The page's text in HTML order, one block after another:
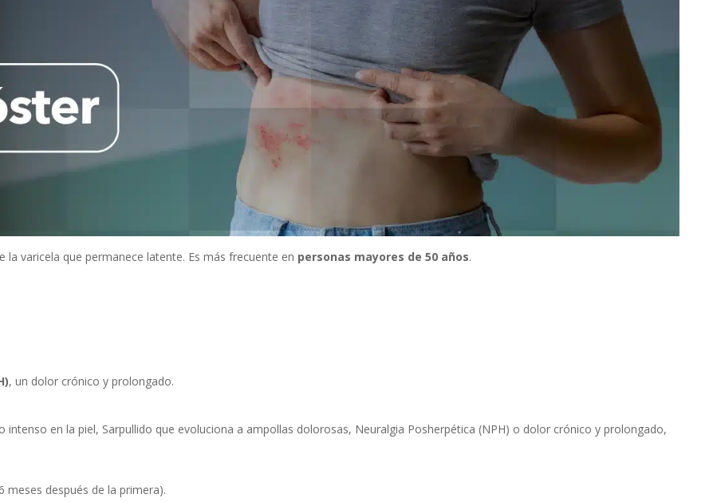
varicela que permanece latente. Es más frecuente en personas mayores de 50 años.
, un dolor crónico y prolongado.
intenso en la piel, Sarpullido que evoluciona a ampollas dolorosas, Neuralgia Posherpética (NPH) o dolor crónico y prolongado,
meses después de la primera).